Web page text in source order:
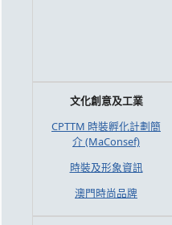
文化創意及工業
CPTTM 時裝孵化計劃簡
介 (MaConsef)
時裝及形象資訊
澳門時尚品牌